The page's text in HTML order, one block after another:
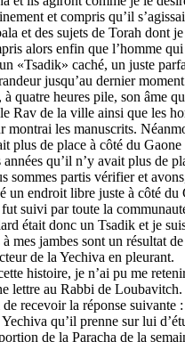
et compris qu’il
et des sujets de Torah dont je
alors enfin que l’homme
«Tsadik» caché, un juste
jusqu’au dernier
quatre heures pile, son âme
Rav de la ville ainsi que les
montrai les manuscrits.
plus de place à côté du
années qu’il n’y avait plus de
sommes partis vérifier et
un endroit libre juste à côté du
fut suivi par toute la
était donc un Tsadik et je
mes jambes sont un résultat
de la Yechiva en pleurant.
histoire, je n’ai pu me
lettre au Rabbi de
recevoir la réponse suivante
qu’il prenne sur lui
de la Paracha de la